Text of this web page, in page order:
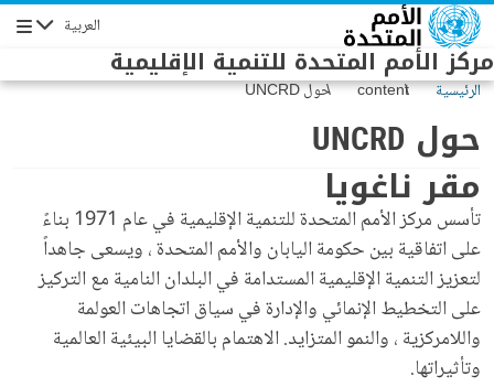
Skip to main content العربية
مركز الأمم المتحدة للتنمية الإقليمية
الرئيسية content حول UNCRD
حول UNCRD
مقر ناغويا
تأسس مركز الأمم المتحدة للتنمية الإقليمية في عام 1971 بناءً
على اتفاقية بين حكومة اليابان والأمم المتحدة ، ويسعى جاهداً
لتعزيز التنمية الإقليمية المستدامة في البلدان النامية مع التركيز
على التخطيط الإنمائي والإدارة في سياق اتجاهات العولمة
واللامركزية ، والنمو المتزايد. الاهتمام بالقضايا البيئية العالمية
وتأثيراتها.